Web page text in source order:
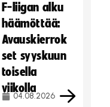
F-liigan alku
häämöttää:
Avauskierrok
set syyskuun
toisella
viikolla
04.08.2026